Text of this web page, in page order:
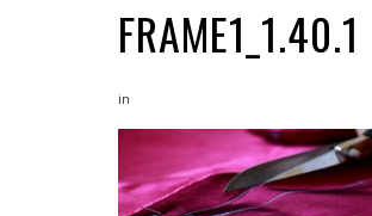
FRAME1_1.40.1
in